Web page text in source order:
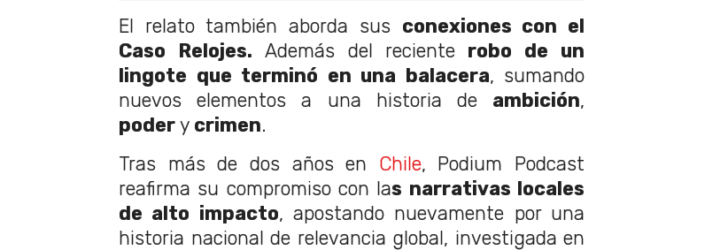
El relato también aborda sus conexiones con el
Caso Relojes. Además del reciente robo de un
lingote que terminó en una balacera, sumando
nuevos elementos a una historia de ambición,
poder y crimen.
Tras más de dos años en Chile, Podium Podcast
reafirma su compromiso con las narrativas locales
de alto impacto, apostando nuevamente por una
historia nacional de relevancia global, investigada en